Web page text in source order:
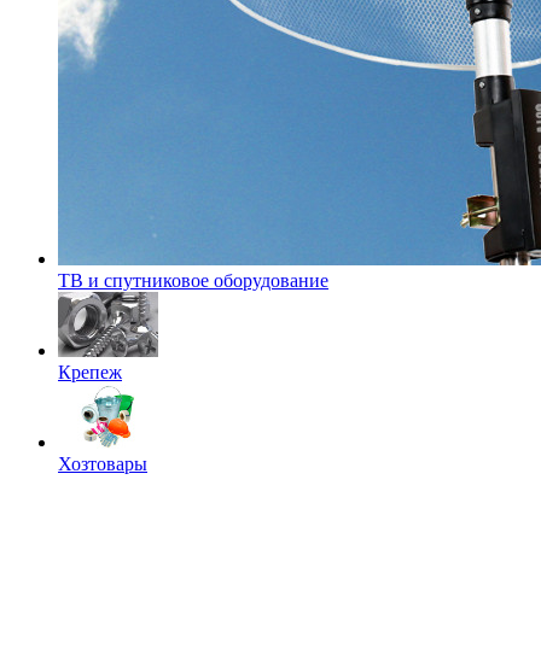
ТВ и спутниковое оборудование
Крепеж
Хозтовары